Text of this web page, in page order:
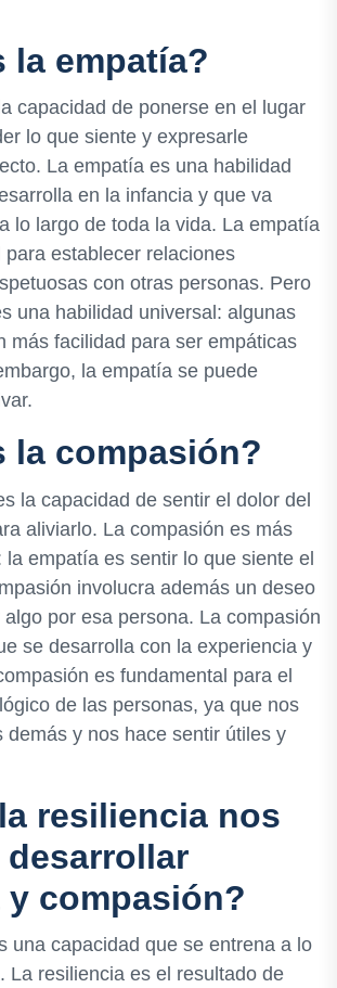
la empatía?
capacidad de ponerse en el lugar
lo que siente y expresarle
La empatía es una habilidad
en la infancia y que va
lo largo de toda la vida. La empatía
establecer relaciones
con otras personas. Pero
una habilidad universal: algunas
más facilidad para ser empáticas
la empatía se puede
la compasión?
la capacidad de sentir el dolor del
aliviarlo. La compasión es más
la empatía es sentir lo que siente el
involucra además un deseo
por esa persona. La compasión
se desarrolla con la experiencia y
es fundamental para el
de las personas, ya que nos
demás y nos hace sentir útiles y
resiliencia nos
desarrollar
y compasión?
una capacidad que se entrena a lo
La resiliencia es el resultado de